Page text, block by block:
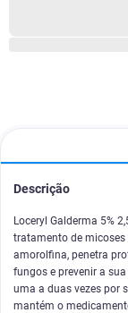
Descrição
Loceryl Galderma 5%
tratamento de micoses
amorolfina, penetra
fungos e prevenir a
uma a duas vezes por
mantém o